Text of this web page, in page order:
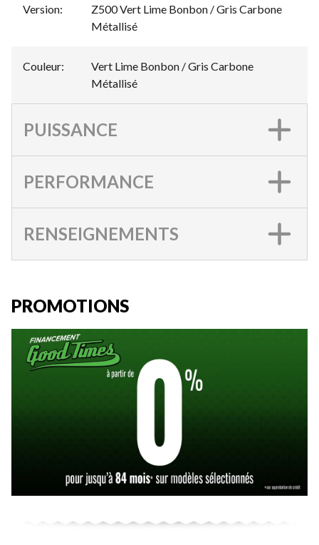
Version:
Z500 Vert Lime Bonbon / Gris Carbone
Métallisé
Couleur:
Vert Lime Bonbon / Gris Carbone
Métallisé
PUISSANCE
PERFORMANCE
RENSEIGNEMENTS
PROMOTIONS